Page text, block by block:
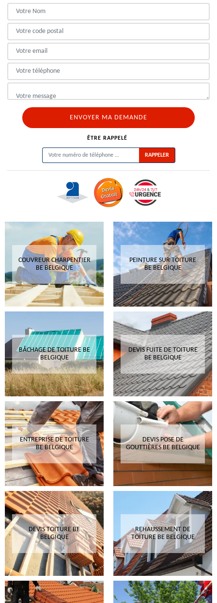
ÊTRE RAPPELÉ
COUVREUR CHARPENTIER
BE BELGIQUE
PEINTURE SUR TOITURE
BE BELGIQUE
BÂCHAGE DE TOITURE BE
BELGIQUE
DEVIS FUITE DE TOITURE
BE BELGIQUE
ENTREPRISE DE TOITURE
BE BELGIQUE
DEVIS POSE DE
GOUTTIÈRES BE BELGIQUE
DEVIS TOITURE BE
BELGIQUE
REHAUSSEMENT DE
TOITURE BE BELGIQUE